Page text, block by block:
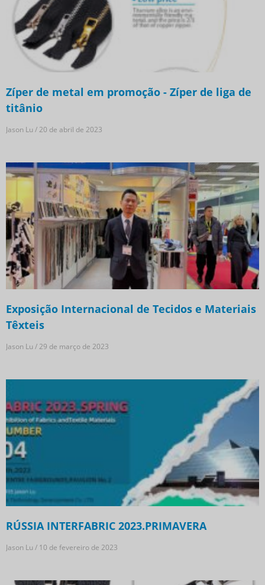
Zíper de metal em promoção - Zíper de liga de
titânio
Jason Lu 20 de abril de 2023
Exposição Internacional de Tecidos e Materiais
Têxteis
Jason Lu 29 de março de 2023
RÚSSIA INTERFABRIC 2023.PRIMAVERA
Jason Lu 10 de fevereiro de 2023